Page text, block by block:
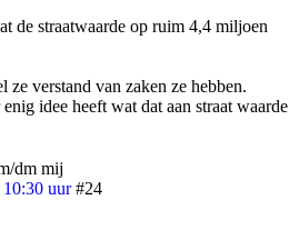
de straatwaarde op ruim 4,4 miljoen
ze verstand van zaken ze hebben.
idee heeft wat dat aan straat waarde
dm mij
10:30 uur #24